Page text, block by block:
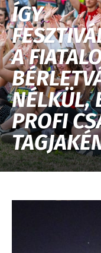
ÍGY
A
NÉLKÜL,
PROFI